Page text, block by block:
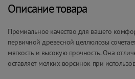
Описание товара
Премиальное качество для вашего
первичной древесной целлюлозы
мягкость и высокую прочность. Она
оставляет мелких ворсинок при